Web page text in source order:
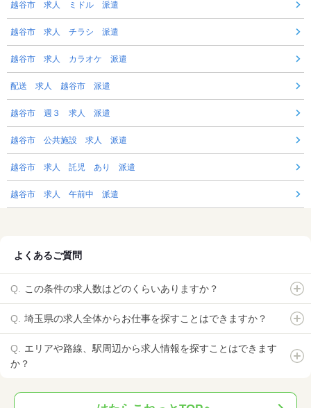
越谷市 求人 ミドル 派遣
越谷市 求人 チラシ 派遣
越谷市 求人 カラオケ 派遣
配送 求人 越谷市 派遣
越谷市 週３ 求人 派遣
越谷市 公共施設 求人 派遣
越谷市 求人 託児 あり 派遣
越谷市 求人 午前中 派遣
よくあるご質問
この条件の求人数はどのくらいありますか？
埼玉県の求人全体からお仕事を探すことはできますか？
エリアや路線、駅周辺から求人情報を探すことはできます
か？